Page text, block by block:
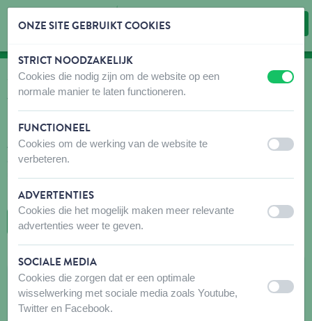
Inhoud overslaan
Taalkeuze overslaan
WAAR KOPEN
Vind snel en gemakkelijk verkooppunten voor onze
Aarzel niet om voor uw bezoek contact op te nemen met de
aanbevolen winkel(s) om er zeker van te zijn dat de producten die
niet om hen te vragen het gewenste product te bestellen.
TERUG NAAR DE KAART
AUTO-EXPO
KWIKSTRAAT 14
1700 DILBEEK
ONZE SITE GEBRUIKT COOKIES
STRICT NOODZAKELIJK
Cookies die nodig zijn om de website op een
normale manier te laten functioneren.
uit aan
FUNCTIONEEL
Cookies om de werking van de website te
verbeteren.
uit aan
ADVERTENTIES
Cookies die het mogelijk maken meer relevante
advertenties weer te geven.
uit aan
SOCIALE MEDIA
Cookies die zorgen dat er een optimale
wisselwerking met sociale media zoals Youtube,
Twitter en Facebook.
uit aan